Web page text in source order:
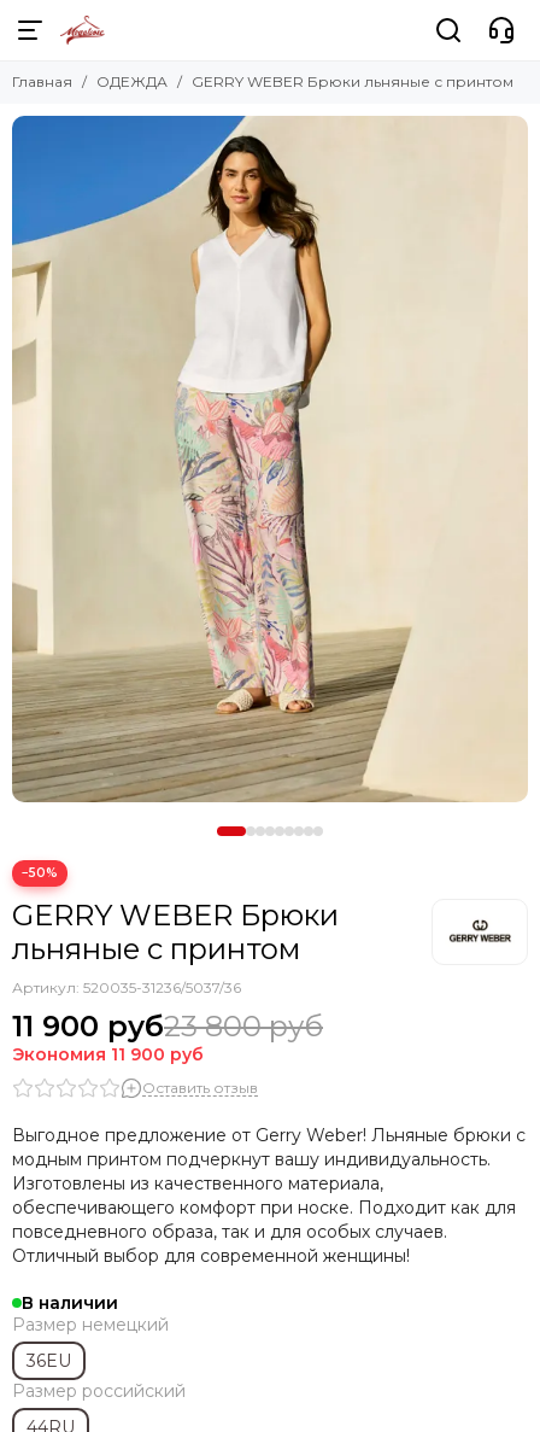
Главная ОДЕЖДА GERRY WEBER Брюки льняные с принтом
−50%
GERRY WEBER Брюки
льняные с принтом
Артикул: 520035-31236/5037/36
11 900 руб23 800 руб
Экономия 11 900 руб
Оставить отзыв
Выгодное предложение от Gerry Weber! Льняные брюки с
модным принтом подчеркнут вашу индивидуальность.
Изготовлены из качественного материала,
обеспечивающего комфорт при носке. Подходит как для
повседневного образа, так и для особых случаев.
Отличный выбор для современной женщины!
В наличии
Размер немецкий
36EU
Размер российский
44RU